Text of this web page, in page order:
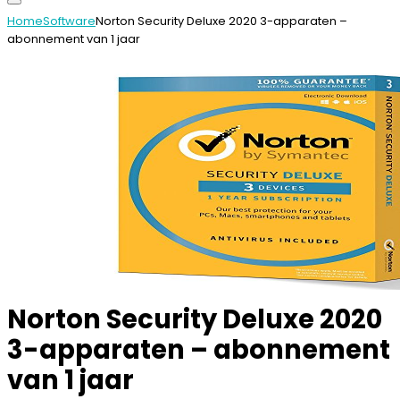
HomeSoftwareNorton Security Deluxe 2020 3-apparaten –
abonnement van 1 jaar
Norton Security Deluxe 2020
3-apparaten – abonnement
van 1 jaar